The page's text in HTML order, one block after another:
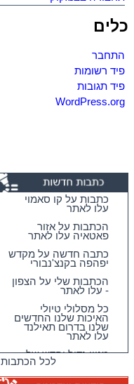
כלים
התחבר
פיד רשומות
פיד תגובות
WordPress.org
כתבות על קו סאמוי
עלו לאתר
הכתבות על אזור
פאטאיה עלו לאתר
כתבה חדשה על מקדש
יפהפה בקנצ'נבורי
הכתבות שלי על הצפון
- עלו לאתר
כל מסלולי טיולי
האיכות שלנו החדשים
שלנו בדרום תאילנד
עלו לאתר
מגוון גדול וחדש של
טיולי האיכות שלנולכל הכתבות